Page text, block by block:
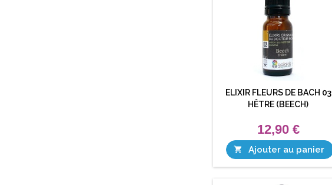
ELIXIR FLEURS DE BACH 03
HÊTRE (BEECH)
12,90 €
 Ajouter au panier